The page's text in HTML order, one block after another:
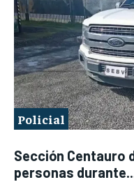
Policial
Sección Centauro
personas